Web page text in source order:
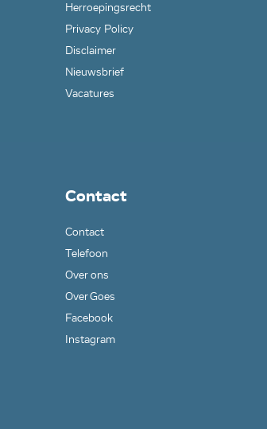
Herroepingsrecht
Privacy Policy
Disclaimer
Nieuwsbrief
Vacatures
Contact
Contact
Telefoon
Over ons
Over Goes
Facebook
Instagram